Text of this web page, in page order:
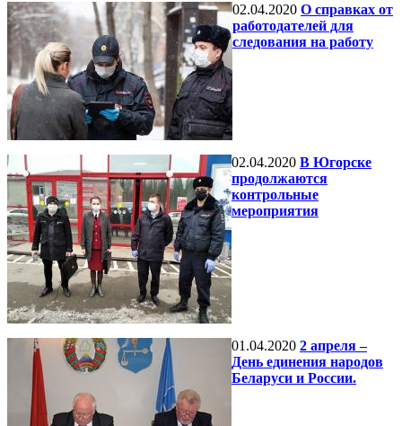
02.04.2020 О справках от
работодателей для
следования на работу
02.04.2020 В Югорске
продолжаются
контрольные
мероприятия
01.04.2020 2 апреля –
День единения народов
Беларуси и России.